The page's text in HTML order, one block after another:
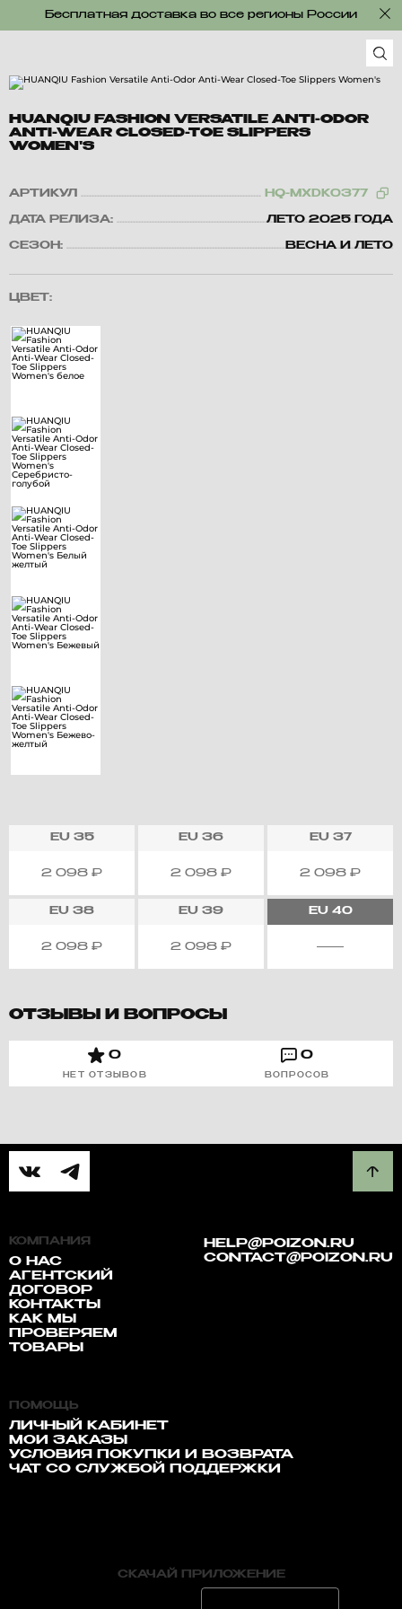
Бесплатная доставка во все регионы России
HUANQIU FASHION VERSATILE ANTI-ODOR
ANTI-WEAR CLOSED-TOE SLIPPERS
WOMEN'S
АРТИКУЛ HQ-MXDK0377
ДАТА РЕЛИЗА: ЛЕТО 2025 ГОДА
СЕЗОН: ВЕСНА И ЛЕТО
ЦВЕТ:
EU35
2 098 ₽
EU 36
2 098 ₽
EU37
2 098 ₽
EU 38
2 098 ₽
EU 39
2 098 ₽
EU40
ОТЗЫВЫ И ВОПРОСЫ
0
НЕТ ОТЗЫВОВ
0
ВОПРОСОВ
КОМПАНИЯ
О НАС
АГЕНТСКИЙ
ДОГОВОР
КОНТАКТЫ
КАК МЫ
ПРОВЕРЯЕМ
ТОВАРЫ
HELP@POIZON.RU
CONTACT@POIZON.RU
ПОМОЩЬ
ЛИЧНЫЙ КАБИНЕТ
МОИ ЗАКАЗЫ
УСЛОВИЯ ПОКУПКИ И ВОЗВРАТА
ЧАТ СО СЛУЖБОЙ ПОДДЕРЖКИ
СКАЧАЙ ПРИЛОЖЕНИЕ